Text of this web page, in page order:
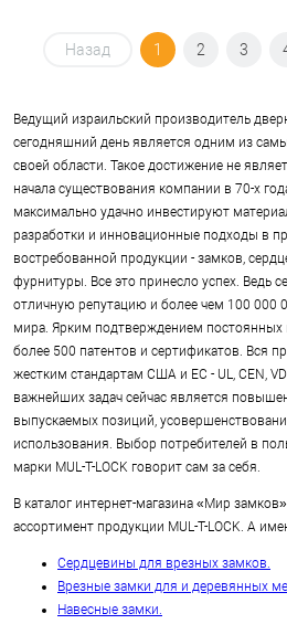
Назад 1 2 3
Ведущий израильский производитель
сегодняшний день является одним из
своей области. Такое достижение не
начала существования компании в 70-х
максимально удачно инвестируют
разработки и инновационные подходы в
востребованной продукции - замков,
фурнитуры. Все это принесло успех. Ведь
отличную репутацию и более чем 100 000
мира. Ярким подтверждением постоянных
более 500 патентов и сертификатов. Вся
жестким стандартам США и ЕС - UL, CEN,
важнейших задач сейчас является
выпускаемых позиций,
использования. Выбор потребителей в
марки MUL-T-LOCK говорит сам за себя.
В каталог интернет-магазина «Мир
ассортимент продукции MUL-T-LOCK. А
Сердцевины для врезных замков.
Врезные замки для и деревянных
Навесные замки.